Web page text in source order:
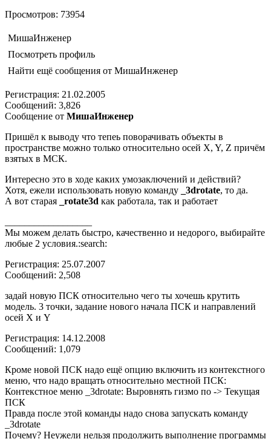
Просмотров: 73954
МишаИнженер
Посмотреть профиль
Найти ещё сообщения от МишаИнженер
Регистрация: 21.02.2005
Сообщений: 3,826
Сообщение от МишаИнженер
Пришёл к выводу что тепеь поворачивать объекты в
пространстве можно только относительно осей X, Y, Z причём
взятых в МСК.
Интересно это в ходе каких умозаключений и действий?
Хотя, ежели использовать новую команду
_3drotate, то да.
А вот старая
_rotate3d как работала, так и работает
Мы можем делать быстро, качественно и недорого, выбирайте
любые 2 условия.:search:
Регистрация: 25.07.2007
Сообщений: 2,508
задай новую ПСК относительно чего ты хочешь крутить
модель. 3 точки, задание нового начала ПСК и направлений
осей X и Y
Регистрация: 14.12.2008
Сообщений: 1,079
Кроме новой ПСК надо ещё опцию включить из контекстного
меню, что надо вращать относительно местной ПСК:
Контекстное меню _3drotate: Выровнять гизмо по -> Текущая
ПСК
Правда после этой команды надо снова запускать команду
_3drotate
Почему? Неужели нельзя продолжить выполнение программы